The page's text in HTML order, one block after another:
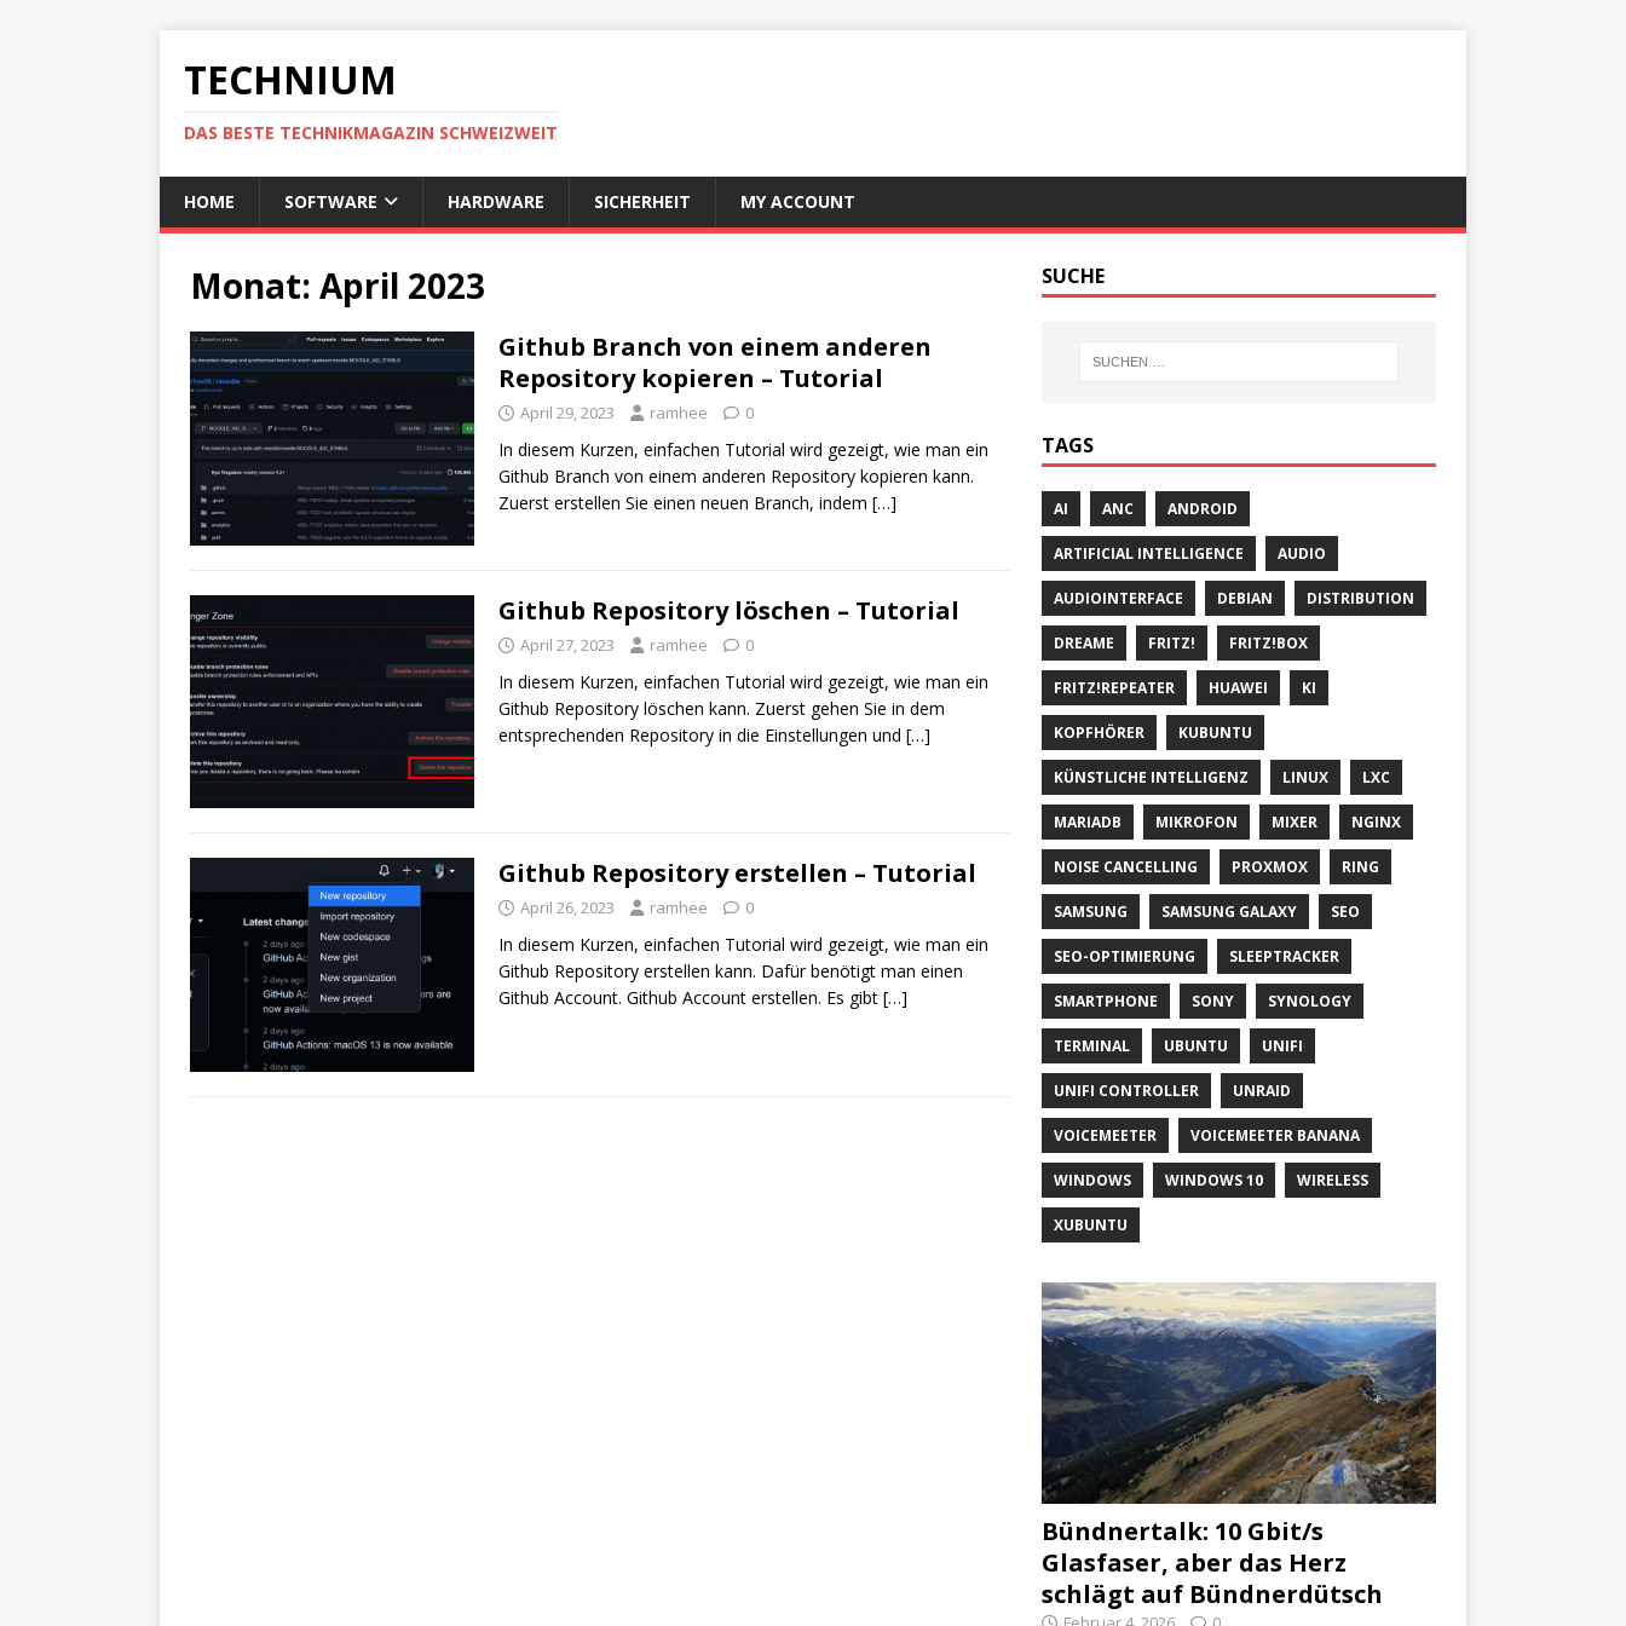
TECHNIUM
DAS BESTE TECHNIKMAGAZIN SCHWEIZWEIT
HOME SOFTWARE HARDWARE SICHERHEIT MY ACCOUNT
Monat: April 2023
Github Branch von einem anderen
Repository kopieren – Tutorial
April 29, 2023 ramhee 0
In diesem Kurzen, einfachen Tutorial wird gezeigt, wie man ein
Github Branch von einem anderen Repository kopieren kann.
Zuerst erstellen Sie einen neuen Branch, indem […]
Github Repository löschen – Tutorial
April 27, 2023 ramhee 0
In diesem Kurzen, einfachen Tutorial wird gezeigt, wie man ein
Github Repository löschen kann. Zuerst gehen Sie in dem
entsprechenden Repository in die Einstellungen und […]
Github Repository erstellen – Tutorial
April 26, 2023 ramhee 0
In diesem Kurzen, einfachen Tutorial wird gezeigt, wie man ein
Github Repository erstellen kann. Dafür benötigt man einen
Github Account. Github Account erstellen. Es gibt […]
SUCHE
TAGS
AI ANC ANDROID
ARTIFICIAL INTELLIGENCE AUDIO
AUDIOINTERFACE DEBIAN DISTRIBUTION
DREAME FRITZ! FRITZ!BOX
FRITZ!REPEATER HUAWEI KI
KOPFHÖRER KUBUNTU
KÜNSTLICHE INTELLIGENZ LINUX LXC
MARIADB MIKROFON MIXER NGINX
NOISE CANCELLING PROXMOX RING
SAMSUNG SAMSUNG GALAXY SEO
SEO-OPTIMIERUNG SLEEPTRACKER
SMARTPHONE SONY SYNOLOGY
TERMINAL UBUNTU UNIFI
UNIFI CONTROLLER UNRAID
VOICEMEETER VOICEMEETER BANANA
WINDOWS WINDOWS 10 WIRELESS
XUBUNTU
Bündnertalk: 10 Gbit/s
Glasfaser, aber das Herz
schlägt auf Bündnerdütsch